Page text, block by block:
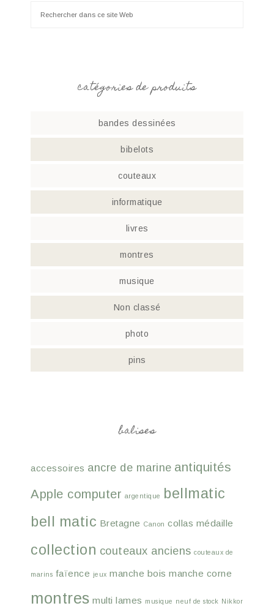
catégories de produits
bandes dessinées
bibelots
couteaux
informatique
livres
montres
musique
Non classé
photo
pins
balises
accessoires ancre de marine antiquités
Apple computer argentique
bellmatic
bell matic Bretagne Canon collas médaille
collection couteaux anciens couteaux de
marins faïence jeux manche bois manche corne
montres multi lames musique neuf de stock Nikkor